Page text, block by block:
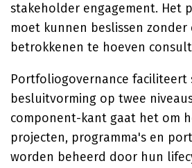
stakeholder engagement. Het
moet kunnen beslissen
betrokkenen te hoeven
Portfoliogovernance faciliteert
besluitvorming op twee
component-kant gaat het om
projecten, programma's en
worden beheerd door hun